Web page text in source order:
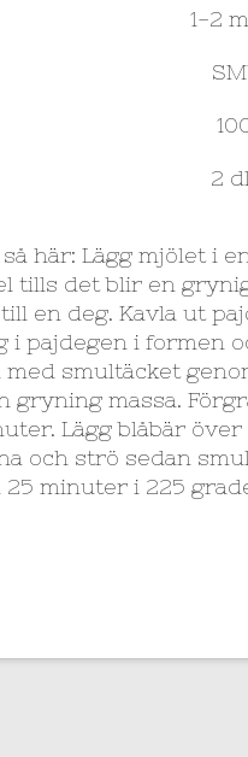
1-2
2
här: Lägg mjölet i
tills det blir en
en deg. Kavla ut
i pajdegen i formen
med smultäcket
gryning massa.
Lägg blåbär
och strö sedan
25 minuter i 225